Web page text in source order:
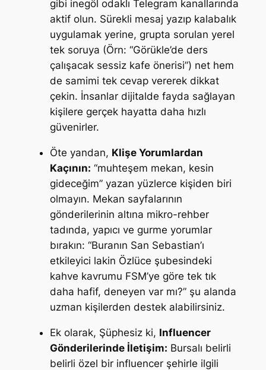
gibi inegöl odaklı Telegram kanallarında
aktif olun. Sürekli mesaj yazıp kalabalık
uygulamak yerine, grupta sorulan yerel
tek soruya (Örn: “Görükle’de ders
çalışacak sessiz kafe önerisi”) net hem
de samimi tek cevap vererek dikkat
çekin. İnsanlar dijitalde fayda sağlayan
kişilere gerçek hayatta daha hızlı
güvenirler.
Öte yandan, Klişe Yorumlardan
Kaçının: “muhteşem mekan, kesin
gideceğim” yazan yüzlerce kişiden biri
olmayın. Mekan sayfalarının
gönderilerinin altına mikro-rehber
tadında, yapıcı ve gurme yorumlar
bırakın: “Buranın San Sebastian’ı
etkileyici lakin Özlüce şubesindeki
kahve kavrumu FSM’ye göre tek tık
daha hafif, deneyen var mı?”şu alanda
uzman kişilerden destek alabilirsiniz.
Ek olarak, Şüphesiz ki, Influencer
Gönderilerinde İletişim: Bursalı belirli
belirli özel bir influencer şehirle ilgili